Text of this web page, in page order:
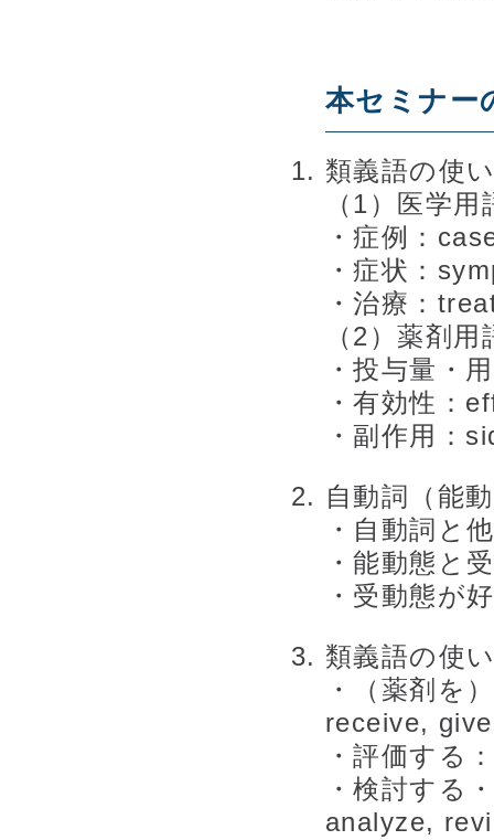
本セミナー
類義語の使
（1）医学用
・症例：
・症状：
・治療：
（2）薬剤用
・投与量・
・有効性：
・副作用：
自動詞（能
・自動詞と
・能動態と
・受動態が
類義語の使
・（薬剤を
receive,
・評価する
・検討する
analyze,